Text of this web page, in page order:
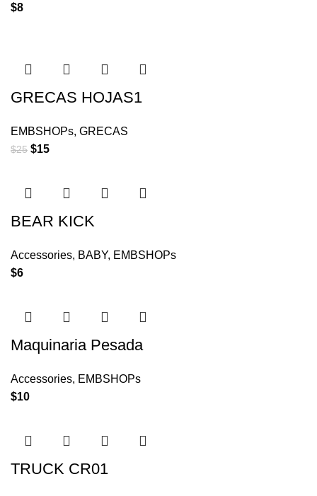
$8
GRECAS HOJAS1
EMBSHOPs, GRECAS
$25 $15
BEAR KICK
Accessories, BABY, EMBSHOPs
$6
Maquinaria Pesada
Accessories, EMBSHOPs
$10
TRUCK CR01